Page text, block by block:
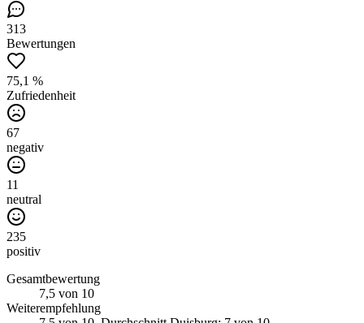
313
Bewertungen
75,1 %
Zufriedenheit
67
negativ
11
neutral
235
positiv
Gesamtbewertung
7,5 von 10
Weiterempfehlung